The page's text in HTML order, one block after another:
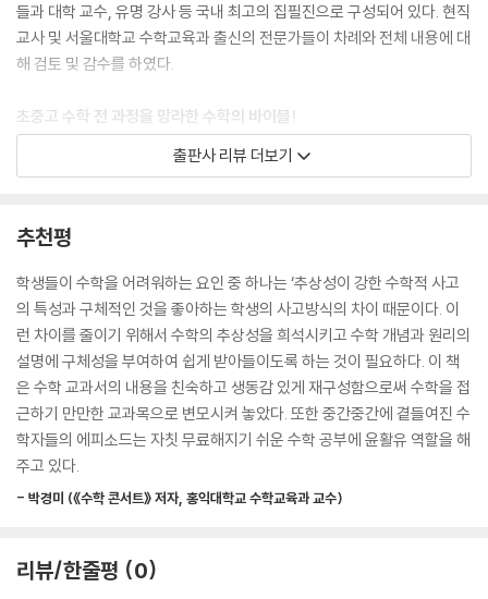
들과 대학 교수, 유명 강사 등 국내 최고의 집필진으로 구성되어 있다. 현직
교사 및 서울대학교 수학교육과 출신의 전문가들이 차례와 전체 내용에 대
해 검토 및 감수를 하였다.
초중고 수학 전 과정을 망라한 수학의 바이블!
머릿속에 개념이 잡히면 세상 그 어떤 학문보다도 쉬운 학문이 바로 수학
이 있으면서도 재미있게 개념을 설명하고 있다. 수학의 전 분야를 총망라
한 ‘수학 대사전’이라고 할 수 있다.
외우지 않아도 게임을 익히듯 원리와 개념이 통째로 입력된다!
실생활과 접목된 현장 수학 교육의 새로운 혁명
〈NEW 수학자가 들려주는 수학 이야기〉는 수학자들이 자신이 연구한 이론
과 업적을 아이들에게 설명하는 형식으로 아이들의 수학의 이해를 돕는다.
수학자들이 자신들의 수학 이론과, 그에 대한 역사적인 배경, 재미있는 에
니라 교실 밖에서 배우고, 체험할 수 있도록 구성해 생활 속 수학을 발견할
따라서 더 이상 수학에 대한 부담감과 중압감에 못 이겨 억지로 외우고, 머
리를 싸매지 않아도 된다. 소설을 읽듯 술술 읽기만 해도 수학 개념과 원리
출판사 리뷰 더보기
추천평
학생들이 수학을 어려워하는 요인 중 하나는 ‘추상성이 강한 수학적 사고
의 특성과 구체적인 것을 좋아하는 학생의 사고방식의 차이 때문이다. 이
런 차이를 줄이기 위해서 수학의 추상성을 희석시키고 수학 개념과 원리의
설명에 구체성을 부여하여 쉽게 받아들이도록 하는 것이 필요하다. 이 책
은 수학 교과서의 내용을 친숙하고 생동감 있게 재구성함으로써 수학을 접
근하기 만만한 교과목으로 변모시켜 놓았다. 또한 중간중간에 곁들여진 수
학자들의 에피소드는 자칫 무료해지기 쉬운 수학 공부에 윤활유 역할을 해
주고 있다.
- 박경미 (《수학 콘서트》 저자, 홍익대학교 수학교육과 교수)
리뷰/한줄평 0